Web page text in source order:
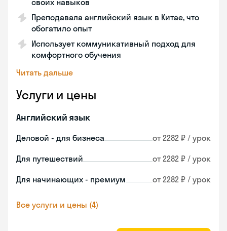
своих навыков
Преподавала английский язык в Китае, что
обогатило опыт
Использует коммуникативный подход для
комфортного обучения
Читать дальше
Услуги и цены
Английский язык
Деловой - для бизнеса от 2282 ₽ / урок
Для путешествий от 2282 ₽ / урок
Для начинающих - премиум от 2282 ₽ / урок
Все услуги и цены (4)